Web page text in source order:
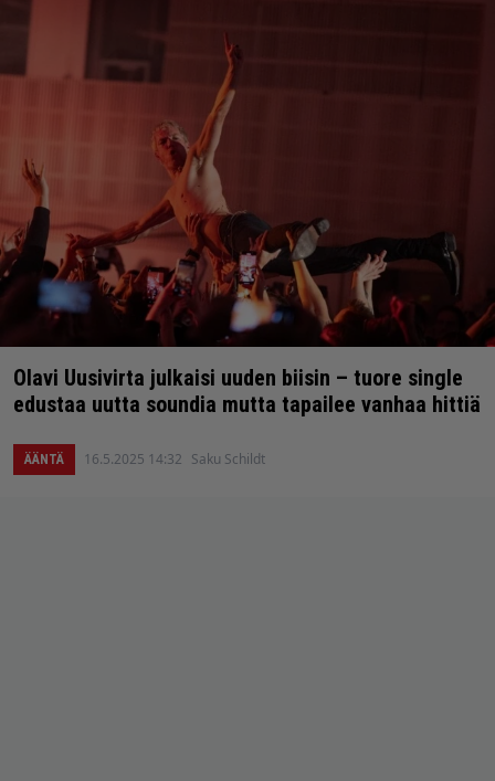
Olavi Uusivirta julkaisi uuden biisin – tuore single
edustaa uutta soundia mutta tapailee vanhaa hittiä
ÄÄNTÄ 16.5.2025 14:32 Saku Schildt